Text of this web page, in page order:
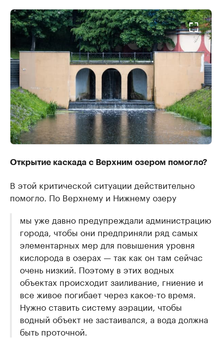
Открытие каскада с Верхним озером помогло?
В этой критической ситуации действительно
помогло. По Верхнему и Нижнему озеру
мы уже давно предупреждали администрацию
города, чтобы они предприняли ряд самых
элементарных мер для повышения уровня
кислорода в озерах — так как он там сейчас
очень низкий. Поэтому в этих водных
объектах происходит заиливание, гниение и
все живое погибает через какое-то время.
Нужно ставить систему аэрации, чтобы
водный объект не застаивался, а вода должна
быть проточной.